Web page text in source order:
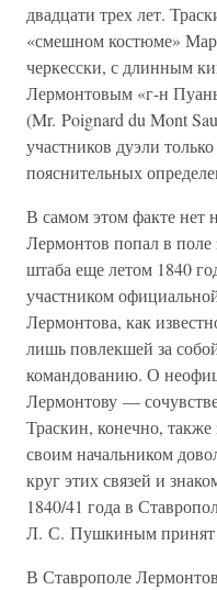
двадцати трех лет.
«смешном костюме»
черкесски, с длинным
Лермонтовым «г-н
(Mr. Poignard du Mont
участников дуэли
пояснительных
В самом этом факте нет
Лермонтов попал в поле
штаба еще летом 1840
участником
Лермонтова, как
лишь повлекшей за
командованию. О
Лермонтову —
Траскин, конечно, также
своим начальником
круг этих связей и
1840/41 года в
Л. С. Пушкиным принят
В Ставрополе